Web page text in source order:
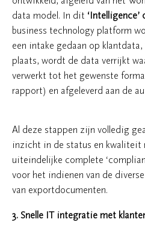
data model. In dit ‘Intelligence’
business technology platform
een intake gedaan op
plaats, wordt de data verrijkt
verwerkt tot het gewenste
rapport) en afgeleverd aan de
Al deze stappen zijn volledig
inzicht in de status en kwaliteit
uiteindelijke complete
voor het indienen van de
van exportdocumenten.
3. Snelle IT integratie met